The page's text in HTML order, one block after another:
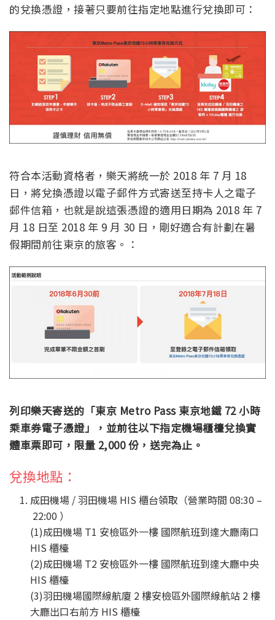
的兌換憑證，接著只要前往指定地點進行兌換即可：
符合本活動資格者，樂天將統一於 2018 年 7 月 18
日，將兌換憑證以電子郵件方式寄送至持卡人之電子
郵件信箱，也就是說這張憑證的適用日期為 2018 年 7
月 18 日至 2018 年 9 月 30 日，剛好適合有計劃在暑
假期間前往東京的旅客。：
列印樂天寄送的「東京 Metro Pass 東京地鐵 72 小時
乘車券電子憑證」，並前往以下指定機場櫃檯兌換實
體車票即可，限量 2,000 份，送完為止。
兌換地點：
成田機場 / 羽田機場 HIS 櫃台領取（營業時間 08:30 –
22:00 ）
(1)成田機場 T1 安檢區外一樓 國際航班到達大廳南口
HIS 櫃檯
(2)成田機場 T2 安檢區外一樓 國際航班到達大廳中央
HIS 櫃檯
(3)羽田機場國際線航廈 2 樓安檢區外國際線航站 2 樓
大廳出口右前方 HIS 櫃檯